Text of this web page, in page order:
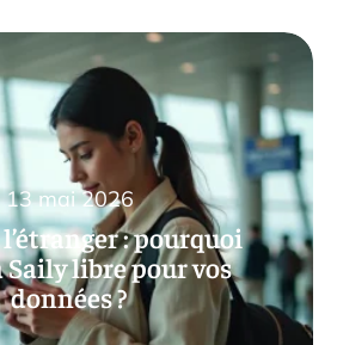
: pourquoi
Saily libre pour vos
données ?
13 mai 2026